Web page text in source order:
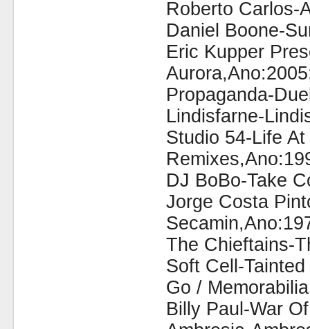
Roberto Carlos-
Daniel Boone-
Eric Kupper
Propaganda-
Lindisfarne-
Studio 54-Life
DJ BoBo-Take
Jorge Costa
The Chieftains-
Soft Cell-
Go /
Billy Paul-War